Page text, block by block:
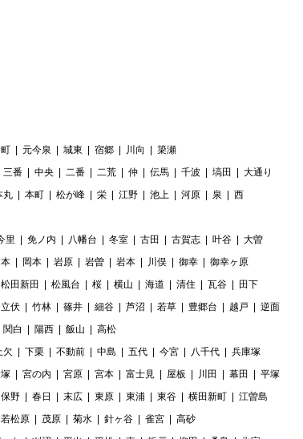
元今泉 城東 宿郷 川向
簗瀬
三番 中央 二番 二荒 仲 伝馬 千波 塙田
大通り
丸 本町 松が峰 栄 江野 池上 河原 泉
西
里 免ノ内 八幡台 冬室 古田 古賀志 叶谷
大曽
岡本 岩原 岩曽 岩本 川俣 御幸
御幸ヶ原
松田新田 松風台 桜 横山 海道 清住 瓦谷
田下
立伏 竹林 篠井 細谷 芦沼 若草 豊郷台 越戸
逆面
関白 陽西 飯山
高松
欠 下栗 不動前 中島 五代 今宮 八千代
兵庫塚
宮の内 宮原 宮本 富士見 屋板 川田 幕田
平塚
野 春日 末広 東原 東浦 東谷 横田新町
江曽島
若松原 茂原 菊水 針ヶ谷 雀宮
高砂